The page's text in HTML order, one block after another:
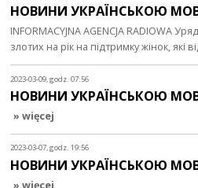
НОВИНИ УКРАЇНСЬКОЮ
INFORMACYJNA AGENCJA RADIOWA
злотих на рік на підтримку жінок, які
2023-03-09, godz. 07:56
НОВИНИ УКРАЇНСЬКОЮ
» więcej
2023-03-07, godz. 19:56
НОВИНИ УКРАЇНСЬКОЮ
» więcej